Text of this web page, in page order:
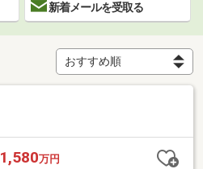
新着メールを受取る
1,580万円